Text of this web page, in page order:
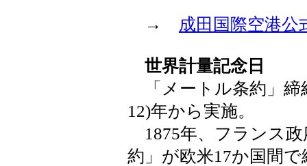
→ 成田国際空港公
世界計量記念日
「メートル条約」締
12)年から実施。
1875年、フランス
約」が欧米17か国間